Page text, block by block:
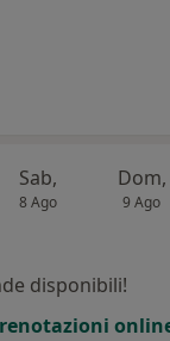
Sab,
8 Ago
Dom,
9 Ago
disponibili!